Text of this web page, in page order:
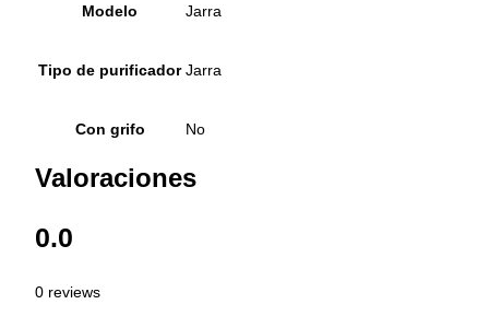
Modelo Jarra
Tipo de purificador Jarra
Con grifo No
Valoraciones
0.0
0 reviews